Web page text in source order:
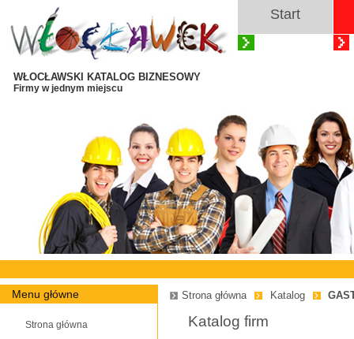
WŁOCŁAWSKI KATALOG BIZNESOWY
Firmy w jednym miejscu
Start
Menu główne
Strona główna
Strona główna Katalog
Katalog firm